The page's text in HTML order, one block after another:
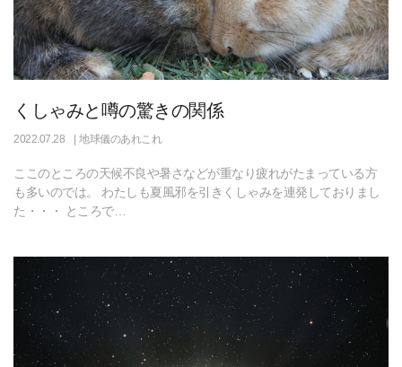
くしゃみと噂の驚きの関係
2022.07.28 地球儀のあれこれ
ここのところの天候不良や暑さなどが重なり疲れがたまっている方
も多いのでは。 わたしも夏風邪を引きくしゃみを連発しておりまし
た・・・ ところで…